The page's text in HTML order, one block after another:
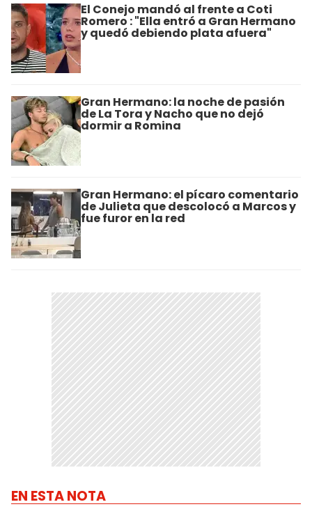
El Conejo mandó al frente a Coti
Romero : "Ella entró a Gran Hermano
y quedó debiendo plata afuera"
Gran Hermano: la noche de pasión
de La Tora y Nacho que no dejó
dormir a Romina
Gran Hermano: el pícaro comentario
de Julieta que descolocó a Marcos y
fue furor en la red
EN ESTA NOTA